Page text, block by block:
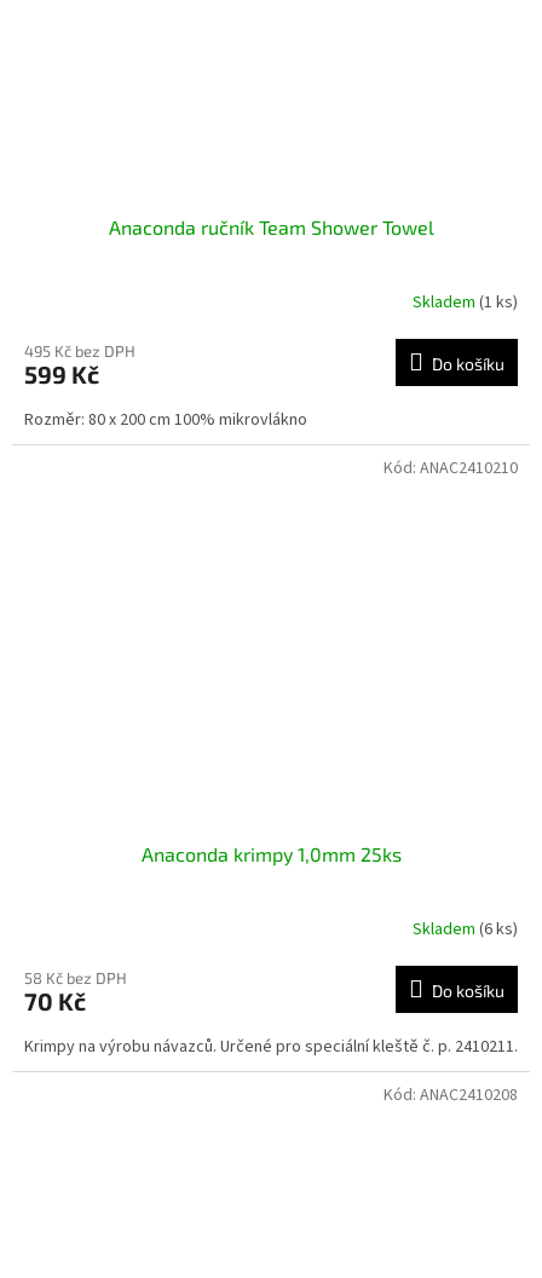
Anaconda ručník Team Shower Towel
Skladem (1 ks)
495 Kč bez DPH
599 Kč Do košíku
Rozměr: 80 x 200 cm 100% mikrovlákno
Anaconda krimpy 1,0mm 25ks
Skladem (6 ks)
58 Kč bez DPH
70 Kč Do košíku
Krimpy na výrobu návazců. Určené pro speciální kleště č. p. 2410211.
Kód: ANAC2410210
Kód: ANAC2410208